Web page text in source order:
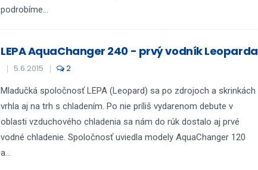
podrobíme...
LEPA AquaChanger 240 - prvý vodník Leoparda
5.6.2015 2
Mladučká spoločnosť LEPA (Leopard) sa po zdrojoch a skrinkách
vrhla aj na trh s chladením. Po nie príliš vydarenom debute v
oblasti vzduchového chladenia sa nám do rúk dostalo aj prvé
vodné chladenie. Spoločnosť uviedla modely AquaChanger 120
a...